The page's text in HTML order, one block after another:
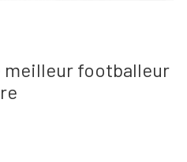
meilleur footballeur